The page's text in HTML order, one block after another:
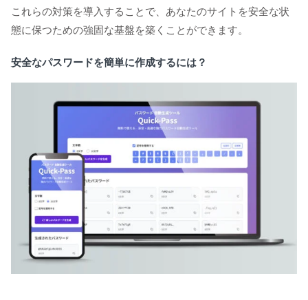
これらの対策を導入することで、あなたのサイトを安全な状
態に保つための強固な基盤を築くことができます。
安全なパスワードを簡単に作成するには？